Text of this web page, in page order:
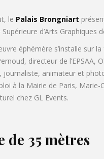
le Palais Brongniart
d’Arts Graphiques
éphémère s’installe sur
directeur de
journaliste, animateur et
à la Mairie de Paris,
chez GL Events.
de 35 mètres